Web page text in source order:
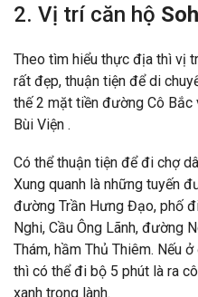
2. Vị trí căn hộ
Theo tìm hiểu thực địa thì vị
rất đẹp, thuận tiện để di
thế 2 mặt tiền đường Cô Bắc
Bùi Viện .
Có thể thuận tiện để đi chợ
Xung quanh là những tuyến
đường Trần Hưng Đạo, phố
Nghi, Cầu Ông Lãnh, đường
Thám, hầm Thủ Thiêm. Nếu
thì có thể đi bộ 5 phút là ra
xanh trong lành.